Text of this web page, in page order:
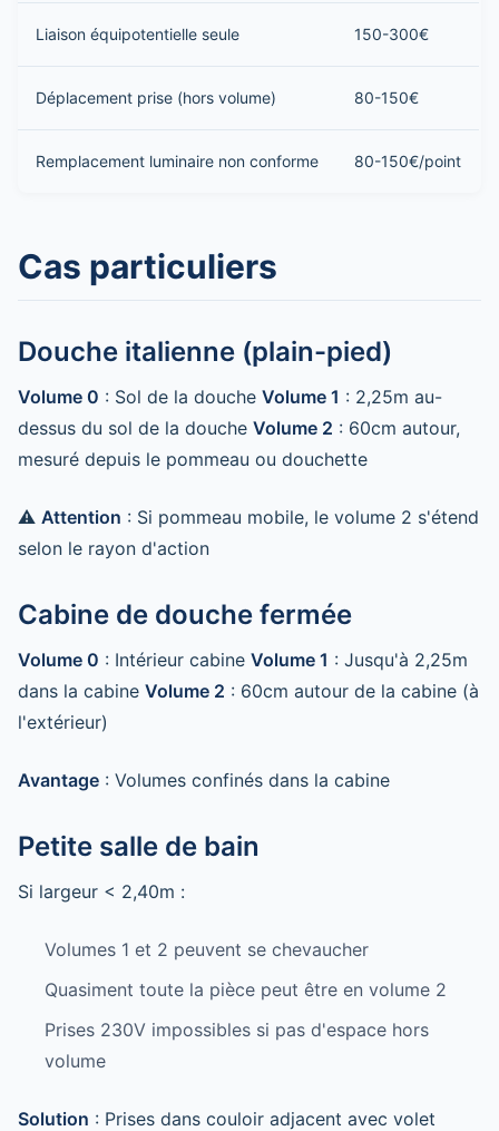
Liaison équipotentielle seule 150-300€
Déplacement prise (hors volume) 80-150€
Remplacement luminaire non conforme 80-150€/point
Cas particuliers
Douche italienne (plain-pied)
Volume 0 : Sol de la douche Volume 1 : 2,25m au-
dessus du sol de la douche Volume 2 : 60cm autour,
mesuré depuis le pommeau ou douchette
⚠️ Attention : Si pommeau mobile, le volume 2 s'étend
selon le rayon d'action
Cabine de douche fermée
Volume 0 : Intérieur cabine Volume 1 : Jusqu'à 2,25m
dans la cabine Volume 2 : 60cm autour de la cabine (à
l'extérieur)
Avantage : Volumes confinés dans la cabine
Petite salle de bain
Si largeur < 2,40m :
Volumes 1 et 2 peuvent se chevaucher
Quasiment toute la pièce peut être en volume 2
Prises 230V impossibles si pas d'espace hors
volume
Solution : Prises dans couloir adjacent avec volet